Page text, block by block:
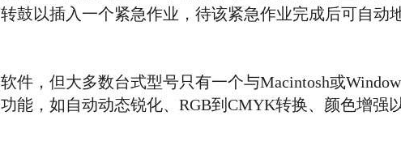
鼓以插入一个紧急作业，待该紧急作业完成后可自动
，但大多数台式型号只有一个与Macintosh或
能，如自动动态锐化、RGB到CMYK转换、颜色增强